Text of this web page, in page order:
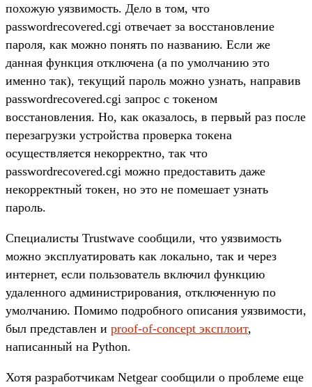
похожую уязвимость. Дело в том, что
passwordrecovered.cgi отвечает за восстановление
пароля, как можно понять по названию. Если же
данная функция отключена (а по умолчанию это
именно так), текущий пароль можно узнать, направив
passwordrecovered.cgi запрос с токеном
восстановления. Но, как оказалось, в первый раз после
перезагрузки устройства проверка токена
осуществляется некорректно, так что
passwordrecovered.cgi можно предоставить даже
некорректный токен, но это не помешает узнать
пароль.
Специалисты Trustwave сообщили, что уязвимость
можно эксплуатировать как локально, так и через
интернет, если пользователь включил функцию
удаленного администрирования, отключенную по
умолчанию. Помимо подробного описания уязвимости,
был представлен и proof-of-concept эксплоит,
написанный на Python.
Хотя разработчикам Netgear сообщили о проблеме еще